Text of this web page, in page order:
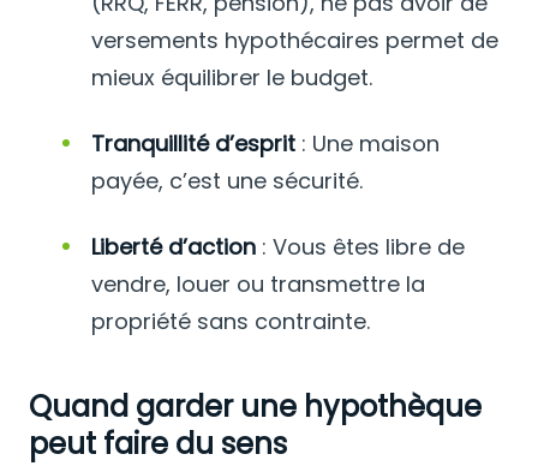
versements hypothécaires permet de
mieux équilibrer le budget.
Tranquillité d’esprit : Une maison
payée, c’est une sécurité.
Liberté d’action : Vous êtes libre de
vendre, louer ou transmettre la
propriété sans contrainte.
Quand garder une hypothèque
peut faire du sens